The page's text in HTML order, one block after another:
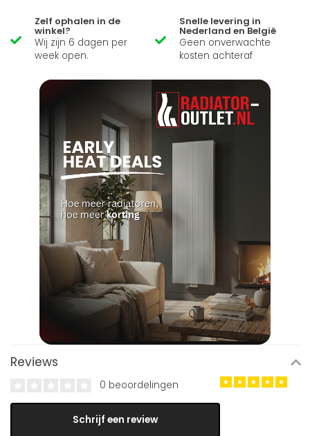
Zelf ophalen in de
winkel?
Wij zijn 6 dagen per
week open.
Snelle levering in
Nederland en België
Geen onverwachte
kosten achteraf
Reviews
0 beoordelingen
Schrijf een review